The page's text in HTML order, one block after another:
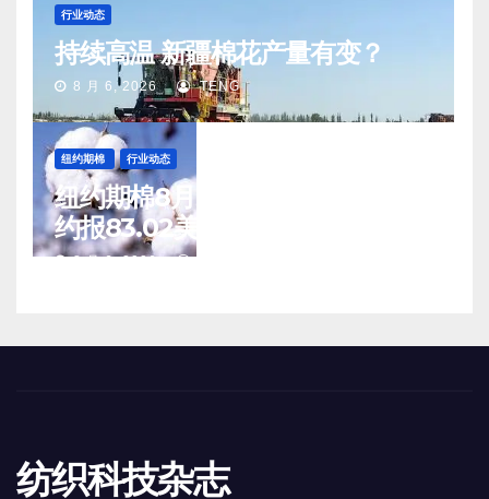
行业动态
持续高温 新疆棉花产量有变？
8 月 6, 2026 TENG
纽约期棉 行业动态
纽约期棉8月5日(周三)收涨12月合
约报83.02美分/磅
8 月 6, 2026 TENG
纺织科技杂志